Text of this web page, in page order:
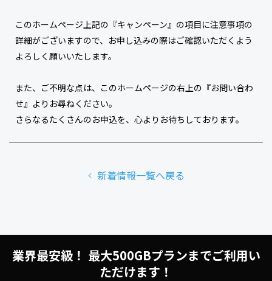
このホームページ上記の『キャンペーン』の項目に注意事項の
詳細がございますので、お申し込みの際はご確認いただくよう
よろしく願いいたします。
また、 ご不明な点は、このホームページの右上の『お問い合わ
せ』よりお尋ねください。
さらなるたくさんのお申込を、心よりお待ちしております。
新着情報一覧へ戻る
業界最安級！ 最大500GBプランまでご利用い
ただけます！